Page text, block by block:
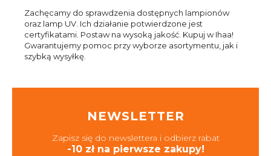
Zachęcamy do sprawdzenia dostępnych lampionów
oraz lamp UV. Ich działanie potwierdzone jest
certyfikatami. Postaw na wysoką jakość. Kupuj w Ihaa!
Gwarantujemy pomoc przy wyborze asortymentu, jak i
szybką wysyłkę.
NEWSLETTER
Zapisz się do newslettera i odbierz rabat
-10 zł na pierwsze zakupy!